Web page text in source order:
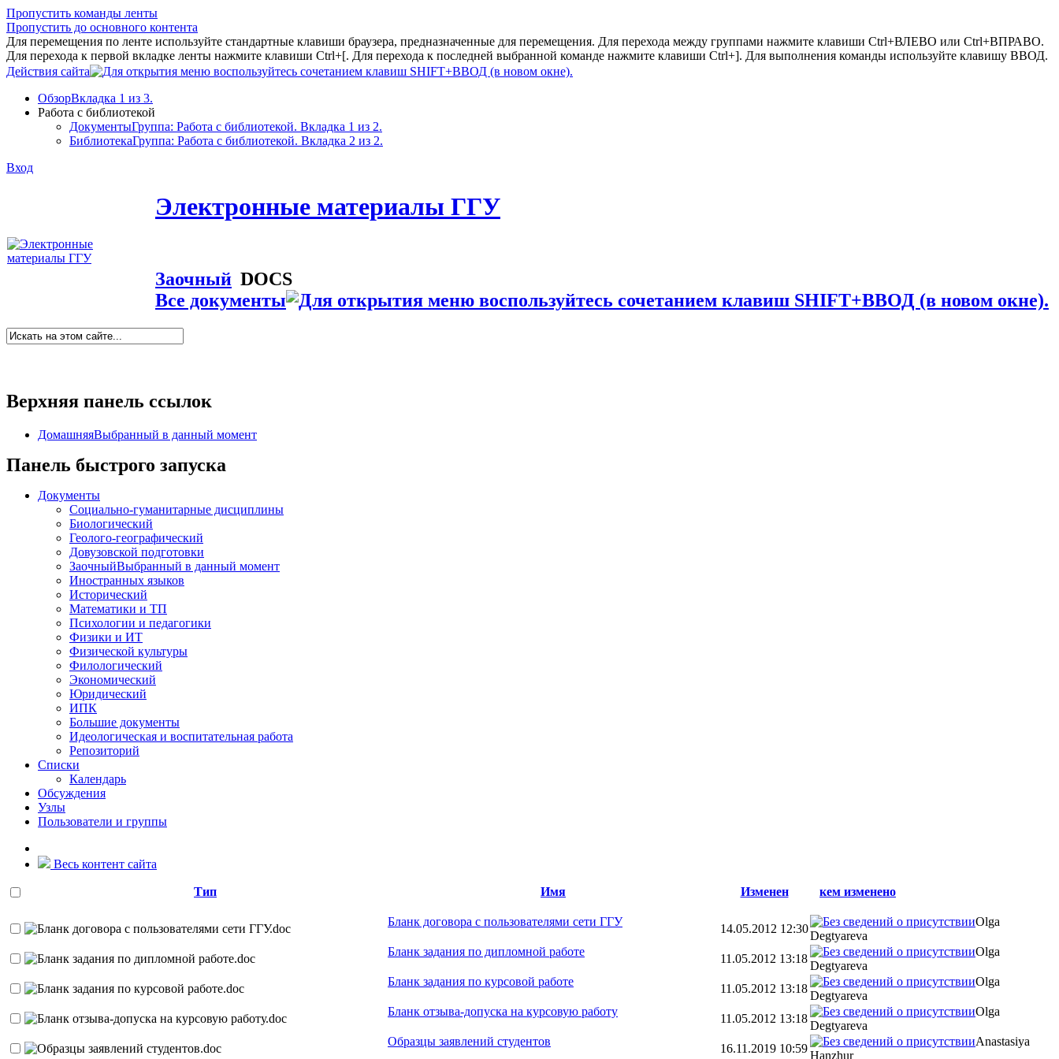
Пропустить команды ленты
Пропустить до основного контента
Для перемещения по ленте используйте стандартные клавиши браузера, предназначенные для перемещения. Для перехода между группами нажмите клавиши Ctrl+ВЛЕВО или Ctrl+ВПРАВО.
Для перехода к первой вкладке ленты нажмите клавиши Ctrl+[. Для перехода к последней выбранной команде нажмите клавиши Ctrl+]. Для выполнения команды используйте клавишу ВВОД.
Действия сайта
ОбзорВкладка 1 из 3.
Работа с библиотекой
ДокументыГруппа: Работа с библиотекой. Вкладка 1 из 2.
БиблиотекаГруппа: Работа с библиотекой. Вкладка 2 из 2.
Вход
Электронные материалы ГГУ
Заочный DOCS
Все документы
Верхняя панель ссылок
ДомашняяВыбранный в данный момент
Панель быстрого запуска
Документы
Социально-гуманитарные дисциплины
Биологический
Геолого-географический
Довузовской подготовки
ЗаочныйВыбранный в данный момент
Иностранных языков
Исторический
Математики и ТП
Психологии и педагогики
Физики и ИТ
Физической культуры
Филологический
Экономический
Юридический
ИПК
Большие документы
Идеологическая и воспитательная работа
Репозиторий
Списки
Календарь
Обсуждения
Узлы
Пользователи и группы
Весь контент сайта
Тип Имя Изменен кем изменено
Бланк договора с пользователями сети ГГУ
14.05.2012 12:30
Olga
Degtyareva
Бланк задания по дипломной работе
11.05.2012 13:18
Olga
Degtyareva
Бланк задания по курсовой работе
11.05.2012 13:18
Olga
Degtyareva
Бланк отзыва-допуска на курсовую работу
11.05.2012 13:18
Olga
Degtyareva
Образцы заявлений студентов
16.11.2019 10:59
Anastasiya
Hanzhur